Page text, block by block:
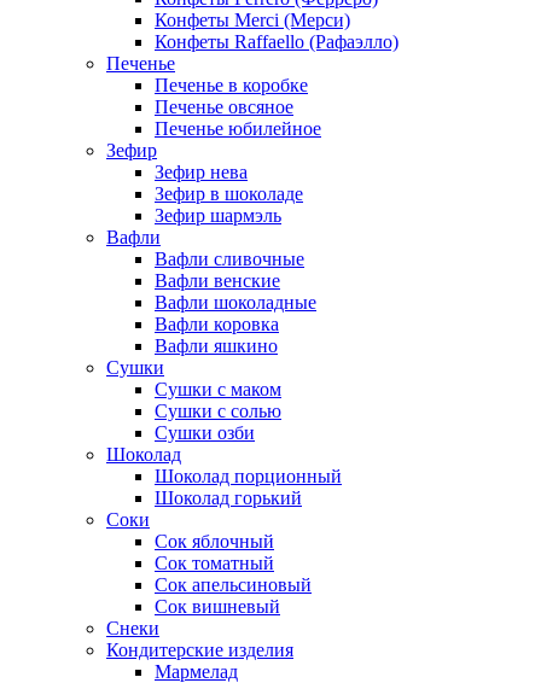
Конфеты Merci (Мерси)
Конфеты Raffaello (Рафаэлло)
Печенье
Печенье в коробке
Печенье овсяное
Печенье юбилейное
Зефир
Зефир нева
Зефир в шоколаде
Зефир шармэль
Вафли
Вафли сливочные
Вафли венские
Вафли шоколадные
Вафли коровка
Вафли яшкино
Сушки
Сушки с маком
Сушки с солью
Сушки озби
Шоколад
Шоколад порционный
Шоколад горький
Соки
Сок яблочный
Сок томатный
Сок апельсиновый
Сок вишневый
Снеки
Кондитерские изделия
Мармелад